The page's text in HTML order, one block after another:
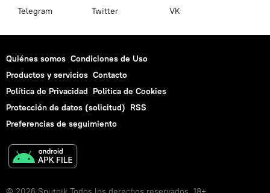
Telegram Twitter VK
Quiénes somos Condiciones de Uso
Productos y servicios Contacto
Política de Privacidad Politica de Cookies
Protección de datos (solicitud) RSS
Preferencias de seguimiento